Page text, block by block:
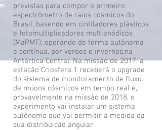
previstas para compor o primeiro
espectrômetro de raios cósmicos do
Brasil, basendo em cintiladores plásticos
e fotomultiplicadores multianódicos
(MaPMT), operando de forma autônoma
e contínua, por verões e invernos,na
Antártica Central. Na missão de 2017, a
estação Criosfera 1 receberá o upgrade
do sistema de monitoramento de fluxo
de múons cósmicos em tempo real e,
provavelmente na missão de 2018, o
experimento vai instalar um sistema
autônomo que vai permitir a medida da
sua distribuição angular.